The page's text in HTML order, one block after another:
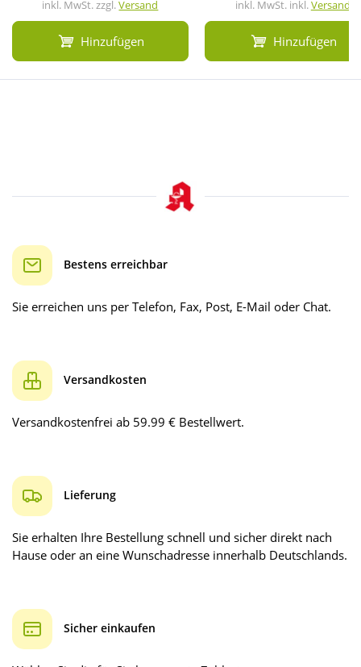
inkl. MwSt. zzgl.Versand
Hinzufügen
inkl. MwSt. inkl. Versand
Hinzufügen
Bestens erreichbar
Sie erreichen uns per Telefon, Fax, Post, E-Mail oder Chat.
Versandkosten
Versandkostenfrei ab 59.99 € Bestellwert.
Lieferung
Sie erhalten Ihre Bestellung schnell und sicher direkt nach
Hause oder an eine Wunschadresse innerhalb Deutschlands.
Sicher einkaufen